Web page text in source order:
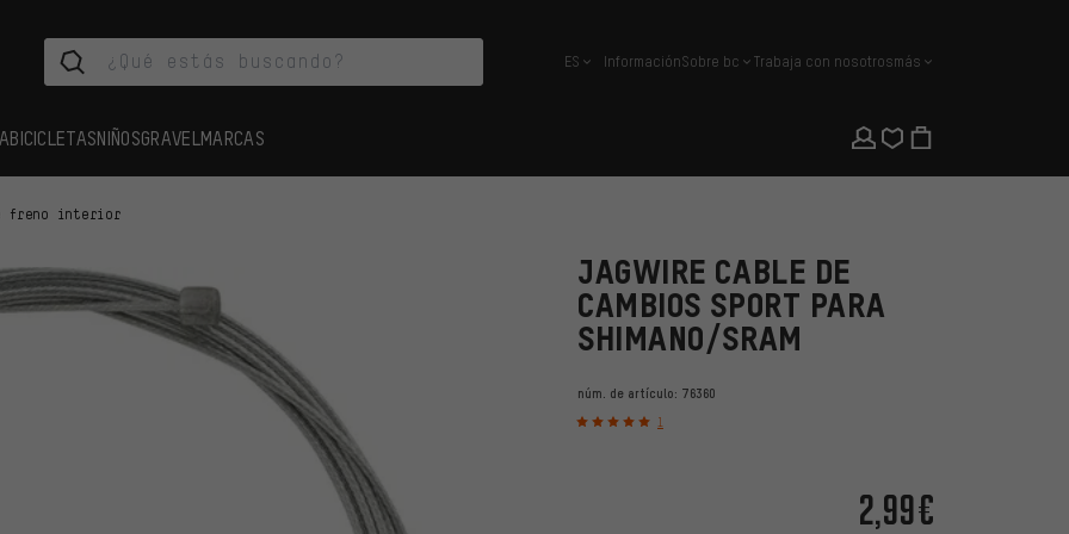
español
ES InformaciónSobre bc Trabaja con nosotrosmás
BICICLETASNIÑOSGRAVEL MARCAS
freno interior
JAGWIRE CABLE DE
CAMBIOS SPORT PARA
SHIMANO/SRAM
núm. de artículo: 76360
1
2,99€